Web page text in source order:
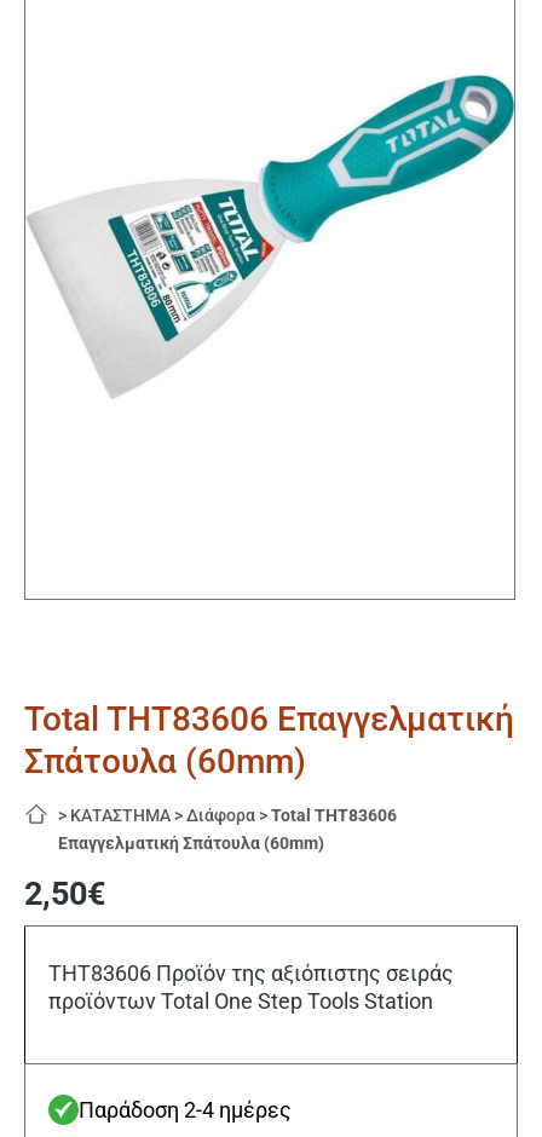
Total THT83606 Επαγγελματική
Σπάτουλα (60mm)
> ΚΑΤΑΣΤΗΜΑ >Διάφορα >Total THT83606
Επαγγελματική Σπάτουλα (60mm)
2,50€
THT83606 Προϊόν της αξιόπιστης σειράς
προϊόντων Total Οne Step Tools Station
Παράδοση 2-4 ημέρες